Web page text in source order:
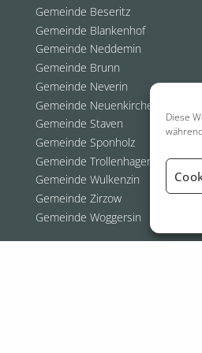
Diese
Gemeinde Beseritz
Gemeinde Blankenhof
Gemeinde Neddemin
Gemeinde Brunn
Gemeinde Neverin
Gemeinde Neuenkirchen
Gemeinde Staven
Gemeinde Sponholz
Gemeinde Trollenhagen
Gemeinde Wulkenzin
Gemeinde Zirzow
Gemeinde Woggersin